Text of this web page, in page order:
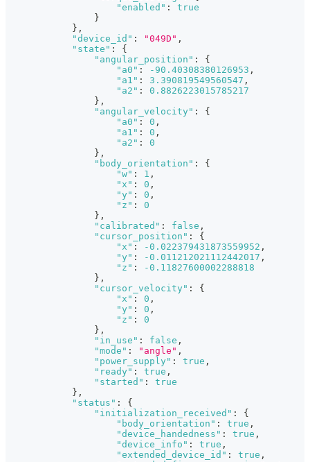
"enabled" :
true
}
} ,
"device_id" : "049D" ,
"state" :
{
"angular_position" :
{
"a0" : -90.40308380126953 ,
"a1" : 3.390819549560547 ,
"a2" :
0.8826223015785217
} ,
"angular_velocity" :
{
"a0" : 0 ,
"a1" : 0 ,
"a2" :
0
} ,
"body_orientation" :
{
"w" : 1 ,
"x" : 0 ,
"y" : 0 ,
"z" :
0
} ,
"calibrated" : false ,
"cursor_position" :
{
"x" : -0.022379431873559952 ,
"y" : -0.011212021112442017 ,
"z" :
-0.11827600002288818
} ,
"cursor_velocity" :
{
"x" : 0 ,
"y" : 0 ,
"z" :
0
} ,
"in_use" : false ,
"mode" : "angle" ,
"power_supply" : true ,
"ready" : true ,
"started" :
true
} ,
"status" :
{
"initialization_received" :
{
"body_orientation" : true ,
"device_handedness" : true ,
"device_info" : true ,
"extended_device_id" : true ,